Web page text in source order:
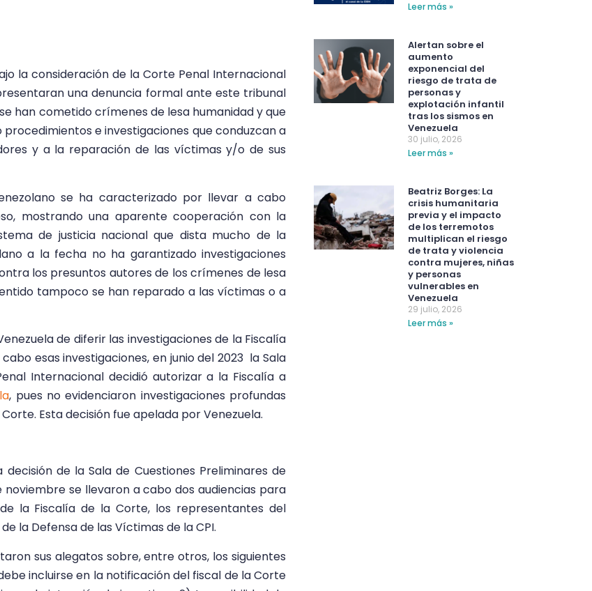
la consideración de la Corte Penal Internacional
una denuncia formal ante este tribunal
han cometido crímenes de lesa humanidad y que
e investigaciones que conduzcan a
y a la reparación de las víctimas y/o de sus
se ha caracterizado por llevar a cabo
mostrando una aparente cooperación con la
de justicia nacional que dista mucho de la
a la fecha no ha garantizado investigaciones
los presuntos autores de los crímenes de lesa
tampoco se han reparado a las víctimas o a
de diferir las investigaciones de la Fiscalía
esas investigaciones, en junio del 2023 la Sala
Internacional decidió autorizar a la Fiscalía a
, pues no evidenciaron investigaciones profundas
Esta decisión fue apelada por Venezuela.
de la Sala de Cuestiones Preliminares de
se llevaron a cabo dos audiencias para
la Fiscalía de la Corte, los representantes del
la Defensa de las Víctimas de la CPI.
sus alegatos sobre, entre otros, los siguientes
incluirse en la notificación del fiscal de la Corte
Leer más »
Alertan sobre el
aumento
exponencial del
riesgo de trata de
personas y
explotación infantil
tras los sismos en
Venezuela
30 julio, 2026
Leer más »
Beatriz Borges: La
crisis humanitaria
previa y el impacto
de los terremotos
multiplican el riesgo
de trata y violencia
contra mujeres, niñas
y personas
vulnerables en
Venezuela
29 julio, 2026
Leer más »